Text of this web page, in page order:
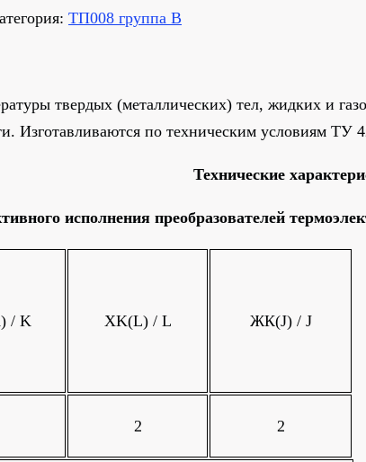
ТП008 группа B
твердых (металлических) тел, жидких и
Изготавливаются по техническим условиям
Технические
исполнения преобразователей
/ K XK(L) / L ЖК(J) / J
2 2